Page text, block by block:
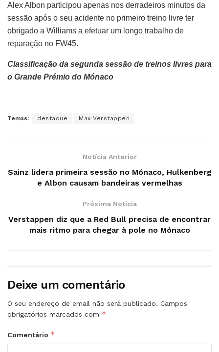
Alex Albon participou apenas nos derradeiros minutos da
sessão após o seu acidente no primeiro treino livre ter
obrigado a Williams a efetuar um longo trabalho de
reparação no FW45.
Classificação da segunda sessão de treinos livres para
o Grande Prémio do Mónaco
Temas: destaque Max Verstappen
Notícia Anterior
Sainz lidera primeira sessão no Mónaco, Hulkenberg
e Albon causam bandeiras vermelhas
Próxima Notícia
Verstappen diz que a Red Bull precisa de encontrar
mais ritmo para chegar à pole no Mónaco
Deixe um comentário
O seu endereço de email não será publicado. Campos
obrigatórios marcados com *
Comentário *